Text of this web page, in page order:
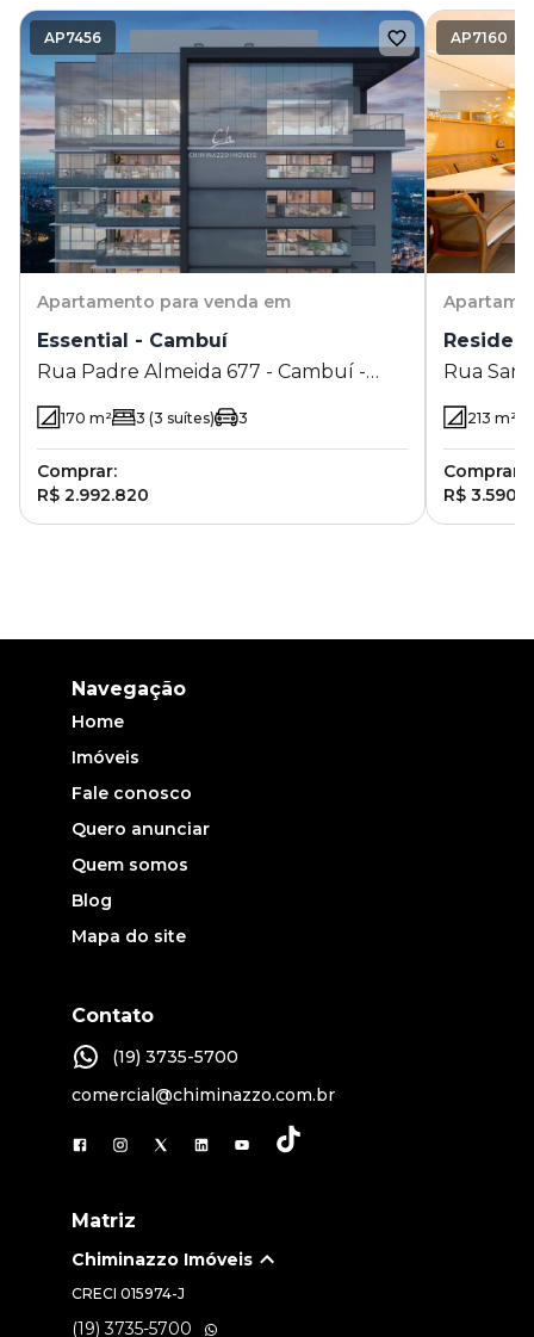
AP7456
Apartamento para venda em
Essential - Cambuí
Rua Padre Almeida 677 - Cambuí -
Campinas - SP
170 m² 3 (3 suítes) 3
Comprar:
R$ 2.992.820
AP7160
Rua
213 m²
Comprar:
R$
Navegação
Home
Imóveis
Fale conosco
Quero anunciar
Quem somos
Blog
Mapa do site
Contato
(19) 3735-5700
comercial@chiminazzo.com.br
Matriz
Chiminazzo Imóveis
CRECI 015974-J
(19) 3735-5700